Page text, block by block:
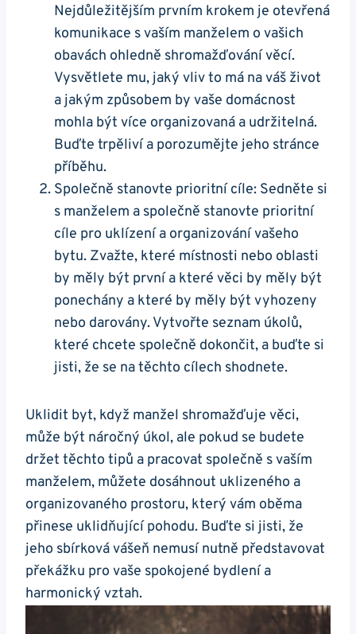
Nejdůležitějším prvním krokem je otevřená
komunikace s vaším manželem o vašich
obavách ohledně shromažďování věcí.
Vysvětlete mu, jaký vliv to má na váš život
a jakým způsobem by vaše domácnost
mohla být více organizovaná a udržitelná.
Buďte trpěliví a porozumějte jeho stránce
příběhu.
Společně stanovte prioritní cíle: Sedněte si
s manželem a společně stanovte prioritní
cíle pro uklízení a organizování vašeho
bytu. Zvažte, které místnosti nebo oblasti
by měly být první a které věci by měly být
ponechány a které by měly být vyhozeny
nebo darovány. Vytvořte seznam úkolů,
které chcete společně dokončit, a buďte si
jisti, že se na těchto cílech shodnete.
Uklidit byt, když manžel shromažďuje věci,
může být náročný úkol, ale pokud se budete
držet těchto tipů a pracovat společně s vaším
manželem, můžete dosáhnout uklizeného a
organizovaného prostoru, který vám oběma
přinese uklidňující pohodu. Buďte si jisti, že
jeho sbírková vášeň nemusí nutně představovat
překážku pro vaše spokojené bydlení a
harmonický vztah.